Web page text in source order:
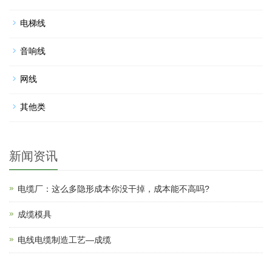
电梯线
音响线
网线
其他类
新闻资讯
电缆厂：这么多隐形成本你没干掉，成本能不高吗?
成缆模具
电线电缆制造工艺—成缆